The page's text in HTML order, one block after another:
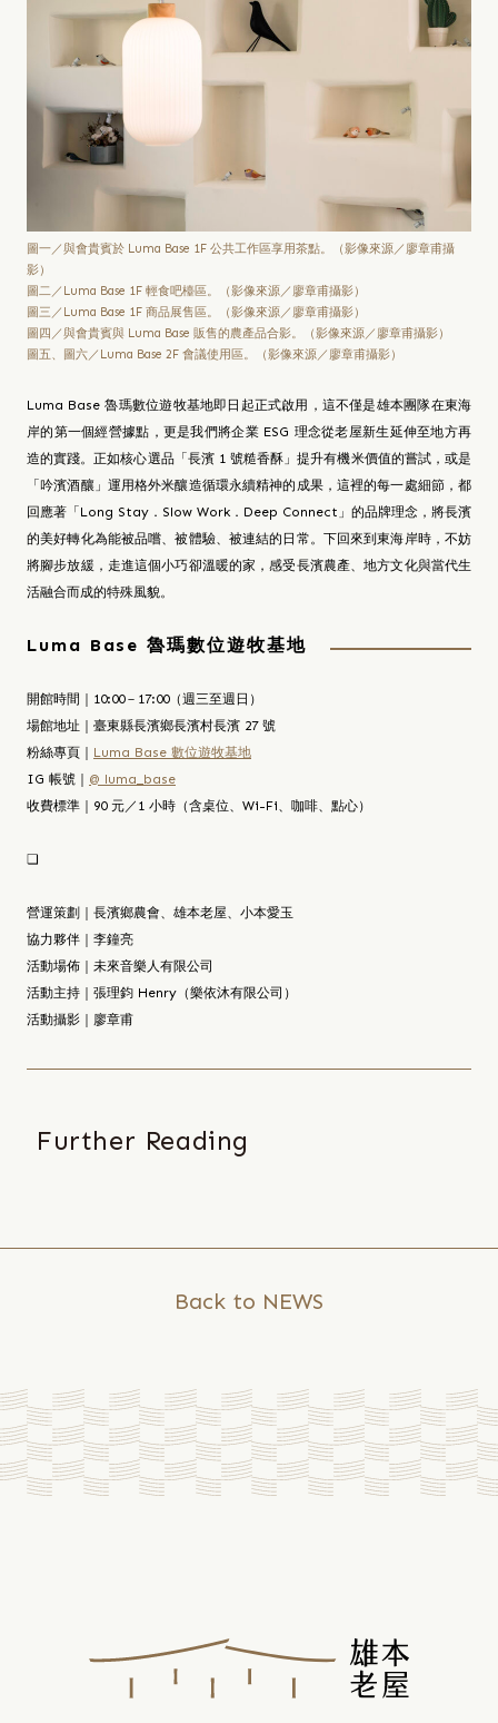
圖一／與會貴賓於 Luma Base 1F 公共工作區享用茶點。（影像來源／廖章甫攝
影）
圖二／Luma Base 1F 輕食吧檯區。（影像來源／廖章甫攝影）
圖三／Luma Base 1F 商品展售區。（影像來源／廖章甫攝影）
圖四／與會貴賓與 Luma Base 販售的農產品合影。（影像來源／廖章甫攝影）
圖五、圖六／Luma Base 2F 會議使用區。（影像來源／廖章甫攝影）
Luma Base 魯瑪數位遊牧基地即日起正式啟用，這不僅是雄本團隊在東海
岸的第一個經營據點，更是我們將企業 ESG 理念從老屋新生延伸至地方再
造的實踐。正如核心選品「長濱 1 號糙香酥」提升有機米價值的嘗試，或是
「吟濱酒釀」運用格外米釀造循環永續精神的成果，這裡的每一處細節，都
回應著「Long Stay．Slow Work．Deep Connect」的品牌理念，將長濱
的美好轉化為能被品嚐、被體驗、被連結的日常。下回來到東海岸時，不妨
將腳步放緩，走進這個小巧卻溫暖的家，感受長濱農產、地方文化與當代生
活融合而成的特殊風貌。
Luma Base 魯瑪數位遊牧基地
開館時間｜10:00－17:00（週三至週日）
場館地址｜臺東縣長濱鄉長濱村長濱 27 號
粉絲專頁｜ Luma Base 數位遊牧基地
IG 帳號｜ @ luma_base
收費標準｜90 元／1 小時（含桌位、Wi-Fi、咖啡、點心）
❏
營運策劃｜長濱鄉農會、雄本老屋、小本愛玉
協力夥伴｜李鐘亮
活動場佈｜未來音樂人有限公司
活動主持｜張理鈞 Henry（樂依沐有限公司）
活動攝影｜廖章甫
Further Reading
/
忠
勇
倉
Back to NEWS